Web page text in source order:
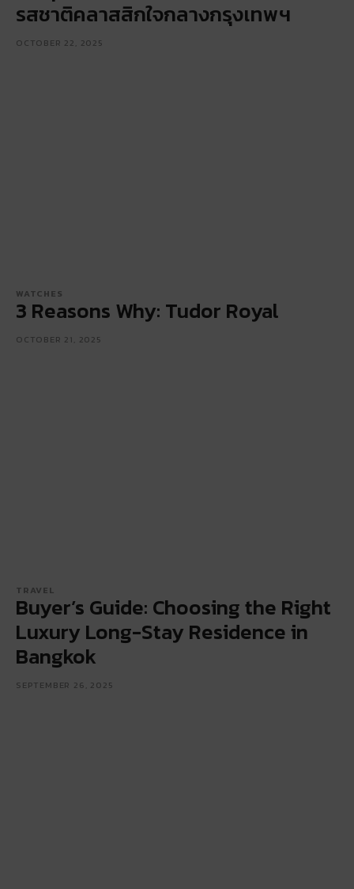
รสชาติคลาสสิกใจกลางกรุงเทพฯ
OCTOBER 22, 2025
WATCHES
3 Reasons Why: Tudor Royal
OCTOBER 21, 2025
TRAVEL
Buyer’s Guide: Choosing the Right
Luxury Long-Stay Residence in
Bangkok
SEPTEMBER 26, 2025